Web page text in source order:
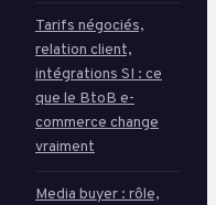
Tarifs négociés,
relation client,
intégrations SI : ce
que le BtoB e-
commerce change
vraiment
Media buyer : rôle,